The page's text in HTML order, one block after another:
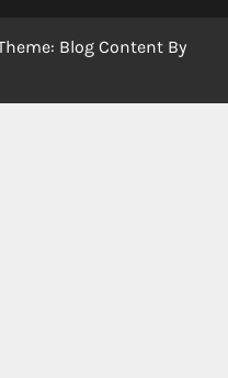
Blog Content By